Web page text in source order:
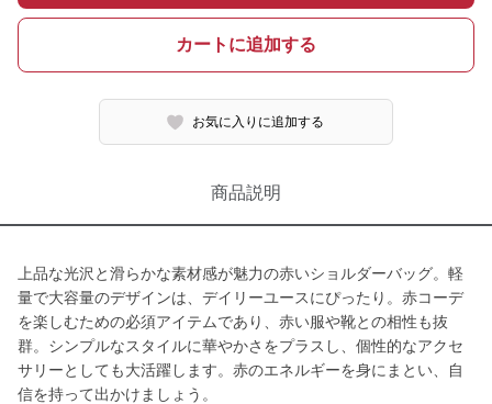
カートに追加する
お気に入りに追加する
商品説明
上品な光沢と滑らかな素材感が魅力の赤いショルダーバッグ。軽
量で大容量のデザインは、デイリーユースにぴったり。赤コーデ
を楽しむための必須アイテムであり、赤い服や靴との相性も抜
群。シンプルなスタイルに華やかさをプラスし、個性的なアクセ
サリーとしても大活躍します。赤のエネルギーを身にまとい、自
信を持って出かけましょう。